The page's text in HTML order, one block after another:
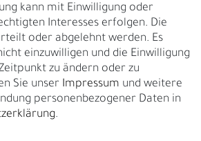
& HÄNDLER
kann mit Einwilligung oder
Interesses erfolgen. Die
oder abgelehnt werden. Es
einzuwilligen und die Einwilligung
zu ändern oder zu
Sie unser Impressum und weitere
personenbezogener Daten in
.